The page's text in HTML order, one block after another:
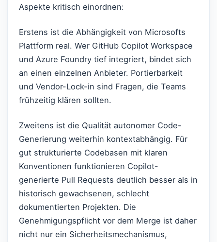
Aspekte kritisch einordnen:
Erstens ist die Abhängigkeit von Microsofts
Plattform real. Wer GitHub Copilot Workspace
und Azure Foundry tief integriert, bindet sich
an einen einzelnen Anbieter. Portierbarkeit
und Vendor-Lock-in sind Fragen, die Teams
frühzeitig klären sollten.
Zweitens ist die Qualität autonomer Code-
Generierung weiterhin kontextabhängig. Für
gut strukturierte Codebasen mit klaren
Konventionen funktionieren Copilot-
generierte Pull Requests deutlich besser als in
historisch gewachsenen, schlecht
dokumentierten Projekten. Die
Genehmigungspflicht vor dem Merge ist daher
nicht nur ein Sicherheitsmechanismus,